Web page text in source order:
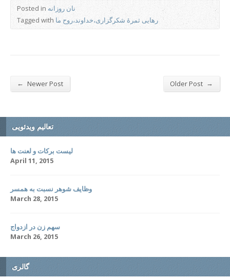
Posted in نان روزانه
Tagged withرهایی ثمرۀ شکرگزاری،خداوند،روح ما
← Newer Post Older Post →
تعالیم ویدئویی
لیست برکات و لعنت ها
April 11, 2015
وظایف شوهر نسبت به همسر
March 28, 2015
سهم زن در ازدواج
March 26, 2015
گالری